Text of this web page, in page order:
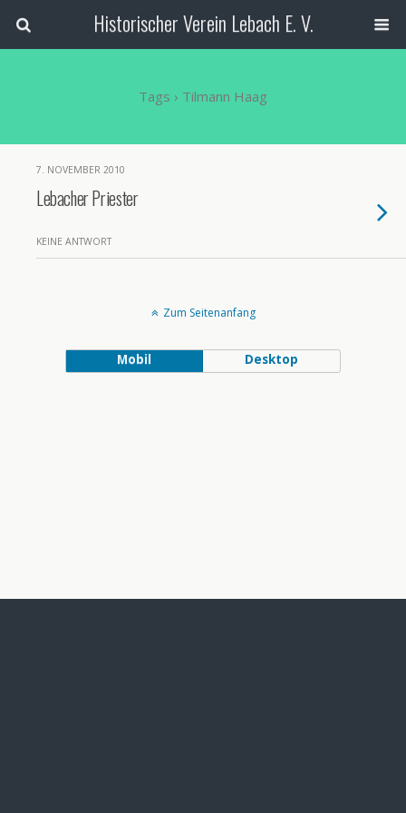
Historischer Verein Lebach E. V.
Tags › Tilmann Haag
7. NOVEMBER 2010
Lebacher Priester
KEINE ANTWORT
Zum Seitenanfang
Mobil Desktop